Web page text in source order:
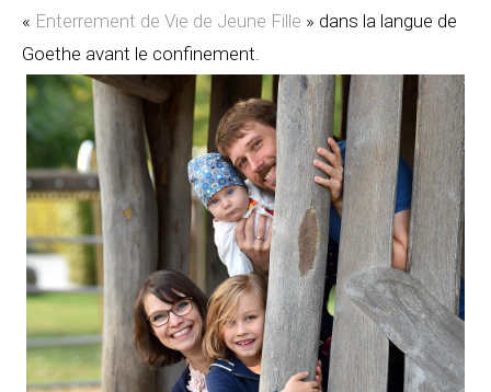
« Enterrement de Vie de Jeune Fille » dans la langue de
Goethe avant le confinement.